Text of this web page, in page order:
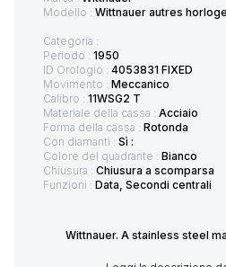
Modello : Wittnauer autres
Categoria :
Periodo : 1950
ID Orologio : 4053831 FIXED
Movimento : Meccanico
Calibro : 11WSG2 T
Materiale della cassa : Acciaio
Forma della cassa : Rotonda
Con diamanti : Sì :
Colore del quadrante : Bianco
Chiusura : Chiusura a scomparsa
Funzioni : Data, Secondi centrali
Wittnauer. A stainless steel